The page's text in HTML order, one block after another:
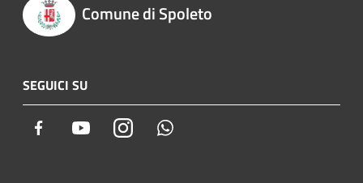
Comune di Spoleto
SEGUICI SU
Facebook YoutubeInstagram